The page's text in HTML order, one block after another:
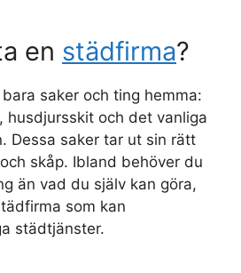
en städfirma?
saker och ting hemma:
husdjursskit och det vanliga
Dessa saker tar ut sin rätt
skåp. Ibland behöver du
än vad du själv kan göra,
som kan
städtjänster.